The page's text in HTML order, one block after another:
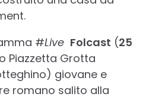
#Live Folcast (25
Piazzetta Grotta
giovane e
romano salito alla